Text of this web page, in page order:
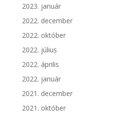
2023. január
2022. december
2022. október
2022. július
2022. április
2022. január
2021. december
2021. október